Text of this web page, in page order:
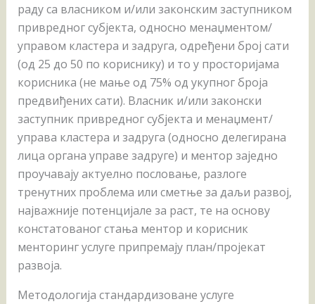
раду са власником и/или законским заступником
привредног субјекта, односно менаџментом/
управом кластера и задруга, одређени број сати
(од 25 до 50 по кориснику) и то у просторијама
корисника (не мање од 75% од укупног броја
предвиђених сати). Власник и/или законски
заступник привредног субјекта и менаџмент/
управa кластера и задруга (односно делегирана
лица органа управе задруге) и ментор заједно
проучавају актуелно пословање, разлоге
тренутних проблема или сметње за даљи развој,
најважније потенцијале за раст, те на основу
констатованог стања ментор и корисник
менторинг услуге припремају план/пројекат
развоја.
Методологија стандардизоване услуге